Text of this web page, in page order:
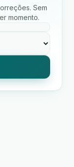
Sem
momento.